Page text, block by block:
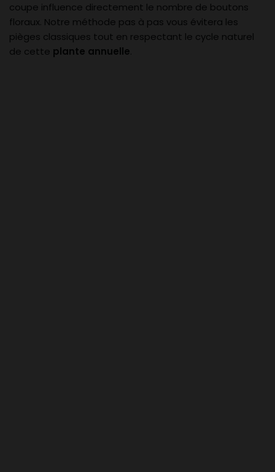
coupe influence directement le nombre de boutons
floraux. Notre méthode pas à pas vous évitera les
pièges classiques tout en respectant le cycle naturel
de cette plante annuelle.